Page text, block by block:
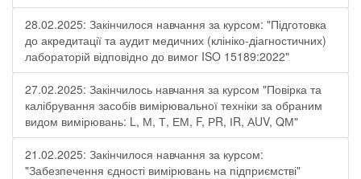
28.02.2025: Закінчилося навчання за курсом: "Підготовка
до акредитації та аудит медичних (клініко-діагностичних)
лабораторій відповідно до вимог ISO 15189:2022"
27.02.2025: Закінчилось навчання за курсом "Повірка та
калібрування засобів вимірювальної техніки за обраним
видом вимірювань: L, М, Т, ЕМ, F, РR, ІR, АUV, QМ"
21.02.2025: Закінчилося навчання за курсом:
"Забезпечення єдності вимірювань на підприємстві"